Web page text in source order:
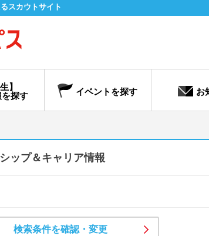
スカウトサイト
】
探す
イベントを探す お
ップ＆キャリア情報
検索条件を確認・変更